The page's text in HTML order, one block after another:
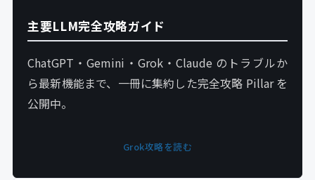
主要LLM完全攻略ガイド
ChatGPT・Gemini・Grok・Claude のトラブルか
ら最新機能まで、一冊に集約した完全攻略 Pillar を
公開中。
Grok攻略を読む